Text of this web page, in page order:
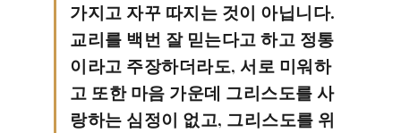
가지고 자꾸 따지는 것이 아닙니다.
교리를 백번 잘 믿는다고 하고 정통
이라고 주장하더라도, 서로 미워하
고 또한 마음 가운데 그리스도를 사
랑하는 심정이 없고, 그리스도를 위